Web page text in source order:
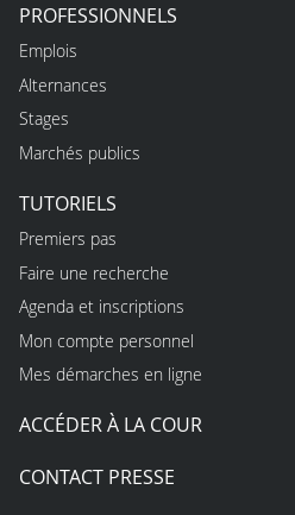
PROFESSIONNELS
Emplois
Alternances
Stages
Marchés publics
TUTORIELS
Premiers pas
Faire une recherche
Agenda et inscriptions
Mon compte personnel
Mes démarches en ligne
ACCÉDER À LA COUR
CONTACT PRESSE